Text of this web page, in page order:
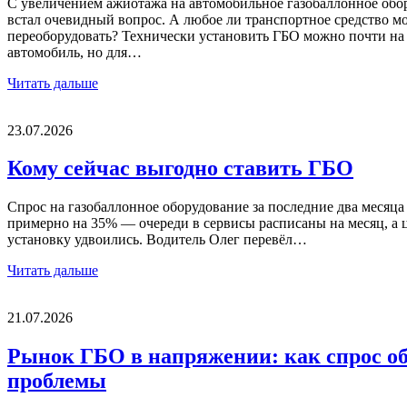
встал очевидный вопрос. А любое ли транспортное средство
переоборудовать? Технически установить ГБО можно почти
автомобиль, но для…
Читать дальше
23.07.2026
Кому сейчас выгодно ставить ГБО
Спрос на газобаллонное оборудование за последние два
примерно на 35% — очереди в сервисы расписаны на месяц, а
установку удвоились. Водитель Олег перевёл…
Читать дальше
21.07.2026
Рынок ГБО в напряжении: как спрос
проблемы